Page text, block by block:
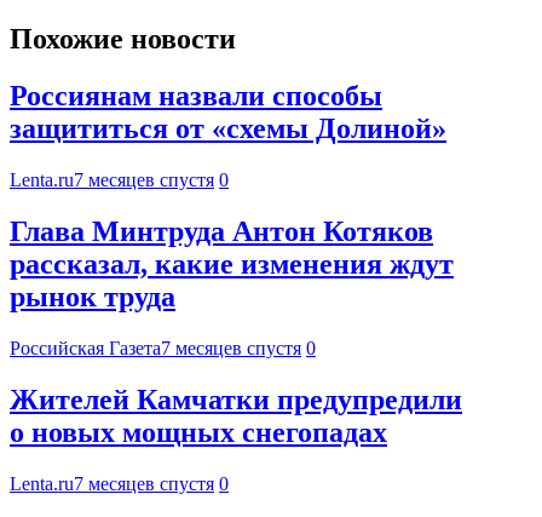
Похожие новости
Россиянам назвали способы
защититься от «схемы Долиной»
Lenta.ru7 месяцев спустя 0
Глава Минтруда Антон Котяков
рассказал, какие изменения ждут
рынок труда
Российская Газета7 месяцев спустя 0
Жителей Камчатки предупредили
о новых мощных снегопадах
Lenta.ru7 месяцев спустя 0